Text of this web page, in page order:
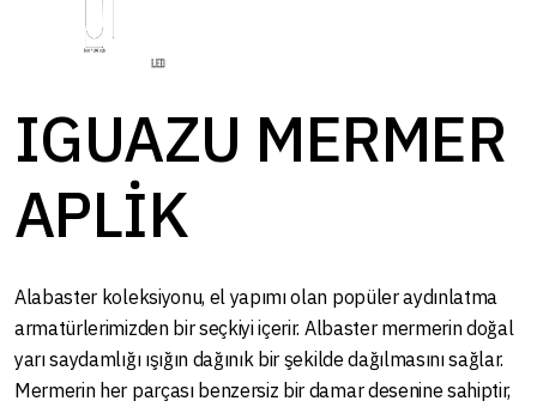
IGUAZU MERMER
APLİK
Alabaster koleksiyonu, el yapımı olan popüler aydınlatma
armatürlerimizden bir seçkiyi içerir. Albaster mermerin doğal
yarı saydamlığı ışığın dağınık bir şekilde dağılmasını sağlar.
Mermerin her parçası benzersiz bir damar desenine sahiptir,